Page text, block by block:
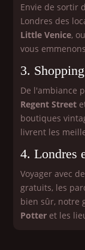
Envie de sortir
Londres des
Little Venice,
vous
3.
De l'ambiance
Regent Street
boutiques
livrent les
4. Londres
Voyager avec
gratuits, les
bien sûr, notre
Potter et les